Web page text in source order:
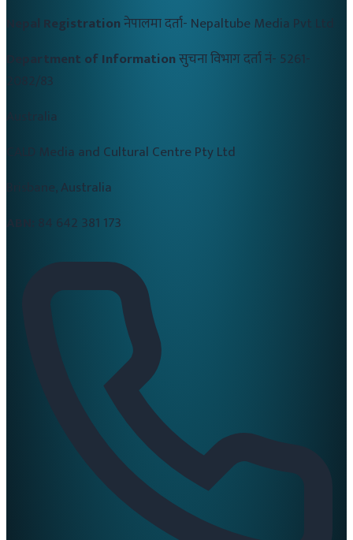
Nepal Registrationनेपालमा दर्ता- Nepaltube Media Pvt Ltd
Department of Informationसुचना विभाग दर्ता नं- 5261-
2082/83
Australia
CALD Media and Cultural Centre Pty Ltd
Brisbane, Australia
84 642 381 173